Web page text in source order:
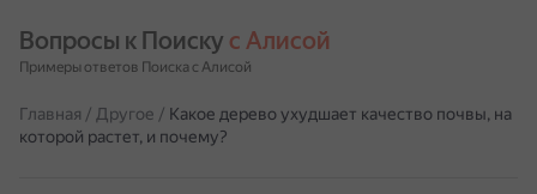
Вопросы к Поиску с Алисой
Примеры ответов Поиска с Алисой
Главная / Другое / Какое дерево ухудшает качество почвы, на
которой растет, и почему?